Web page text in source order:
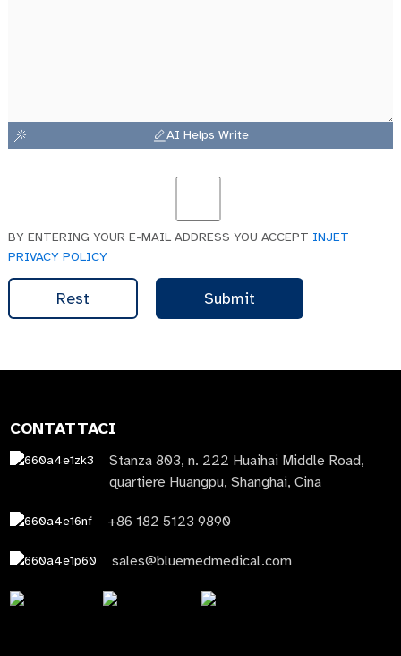
AI Helps Write
BY ENTERING YOUR E-MAIL ADDRESS YOU ACCEPT INJET
PRIVACY POLICY
Rest Submit
CONTATTACI
Stanza 803, n. 222 Huaihai Middle Road,
quartiere Huangpu, Shanghai, Cina
+86 182 5123 9890
sales@bluemedmedical.com